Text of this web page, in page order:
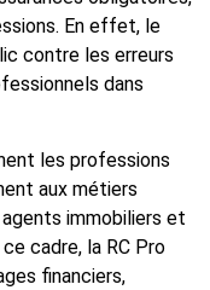
En effet, le
contre les erreurs
dans
les professions
aux métiers
immobiliers et
cadre, la RC Pro
financiers,